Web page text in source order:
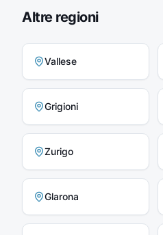
Altre regioni
Vallese
Grigioni
Zurigo
Glarona